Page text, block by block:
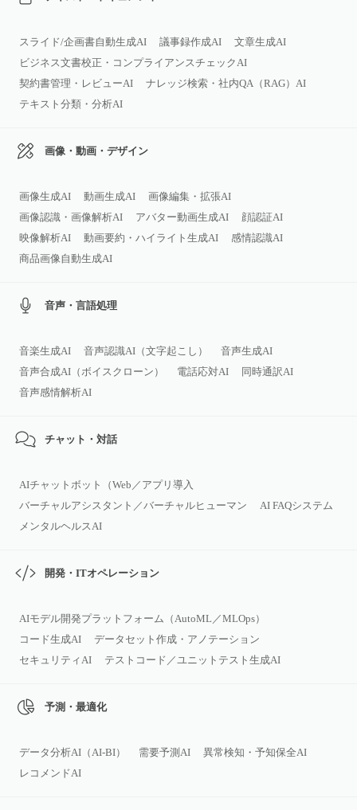
スライド/企画書自動生成AI 議事録作成AI
文章生成AI
ビジネス文書校正・コンプライアンスチェックAI
契約書管理・レビューAI
ナレッジ検索・社内QA（RAG）AI
テキスト分類・分析AI
画像・動画・デザイン
画像生成AI 動画生成AI
画像編集・拡張AI
画像認識・画像解析AI
アバター動画生成AI
顔認証AI
映像解析AI
動画要約・ハイライト生成AI
感情認識AI
商品画像自動生成AI
音声・言語処理
音楽生成AI 音声認識AI（文字起こし）
音声生成AI
音声合成AI（ボイスクローン）
電話応対AI
同時通訳AI
音声感情解析AI
チャット・対話
AIチャットボット（Web／アプリ導入
バーチャルアシスタント／バーチャルヒューマン
AI FAQシステム
メンタルヘルスAI
開発・ITオペレーション
AIモデル開発プラットフォーム（AutoML／MLOps）
コード生成AI
データセット作成・アノテーション
セキュリティAI
テストコード／ユニットテスト生成AI
予測・最適化
データ分析AI（AI‑BI） 需要予測AI
異常検知・予知保全AI
レコメンドAI